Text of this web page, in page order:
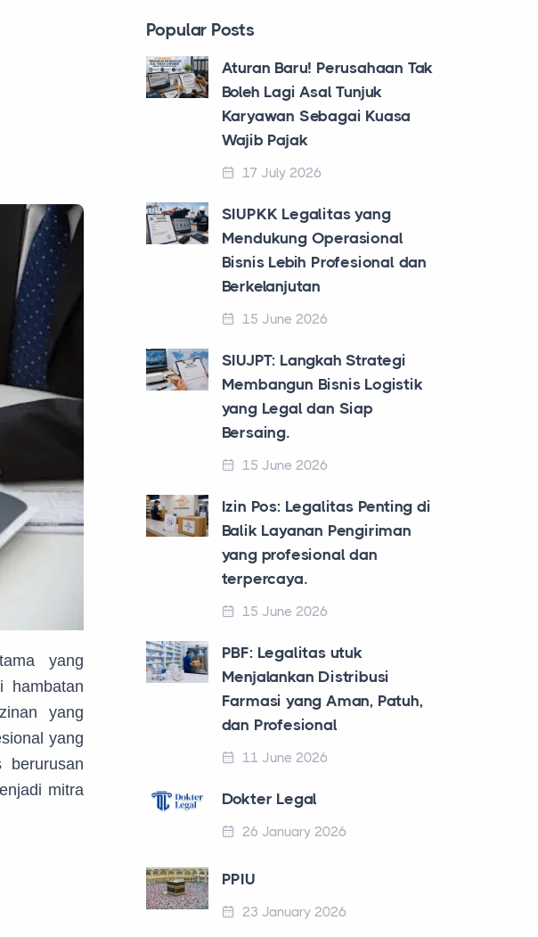
yang
hambatan
yang
yang
berurusan
mitra
Popular Posts
Aturan Baru! Perusahaan Tak
Boleh Lagi Asal Tunjuk
Karyawan Sebagai Kuasa
Wajib Pajak
17 July 2026
SIUPKK Legalitas yang
Mendukung Operasional
Bisnis Lebih Profesional dan
Berkelanjutan
15 June 2026
SIUJPT: Langkah Strategi
Membangun Bisnis Logistik
yang Legal dan Siap
Bersaing.
15 June 2026
Izin Pos: Legalitas Penting di
Balik Layanan Pengiriman
yang profesional dan
terpercaya.
15 June 2026
PBF: Legalitas utuk
Menjalankan Distribusi
Farmasi yang Aman, Patuh,
dan Profesional
11 June 2026
Dokter Legal
26 January 2026
PPIU
23 January 2026